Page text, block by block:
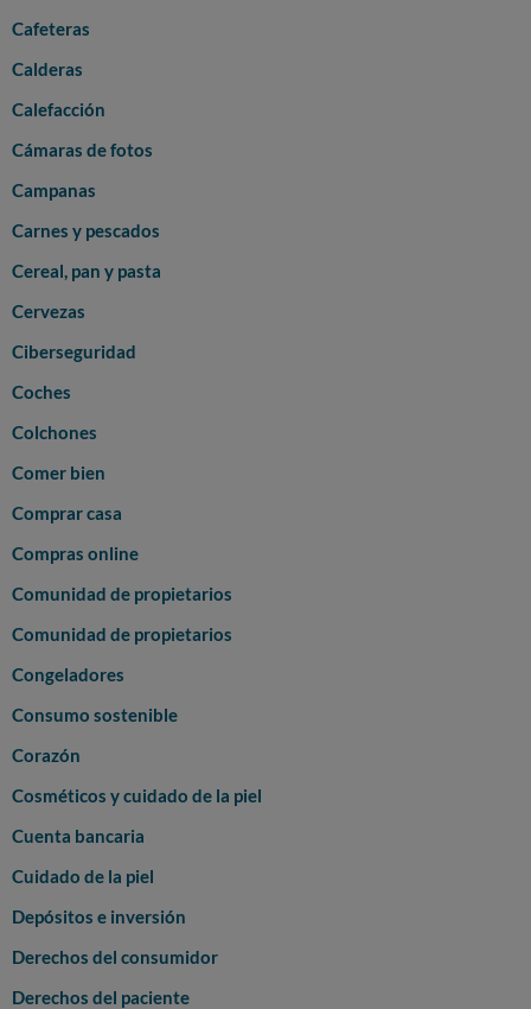
Cafeteras
Calderas
Calefacción
Cámaras de fotos
Campanas
Carnes y pescados
Cereal, pan y pasta
Cervezas
Ciberseguridad
Coches
Colchones
Comer bien
Comprar casa
Compras online
Comunidad de propietarios
Comunidad de propietarios
Congeladores
Consumo sostenible
Corazón
Cosméticos y cuidado de la piel
Cuenta bancaria
Cuidado de la piel
Depósitos e inversión
Derechos del consumidor
Derechos del paciente